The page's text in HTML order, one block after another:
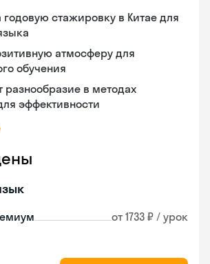
годовую стажировку в Китае для
атмосферу для
обучения
разнообразие в методах
эффективности
от 1733 ₽ / урок